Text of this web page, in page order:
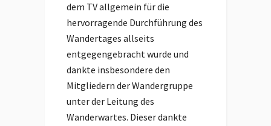
dem TV allgemein für die
hervorragende Durchführung des
Wandertages allseits
entgegengebracht wurde und
dankte insbesondere den
Mitgliedern der Wandergruppe
unter der Leitung des
Wanderwartes. Dieser dankte